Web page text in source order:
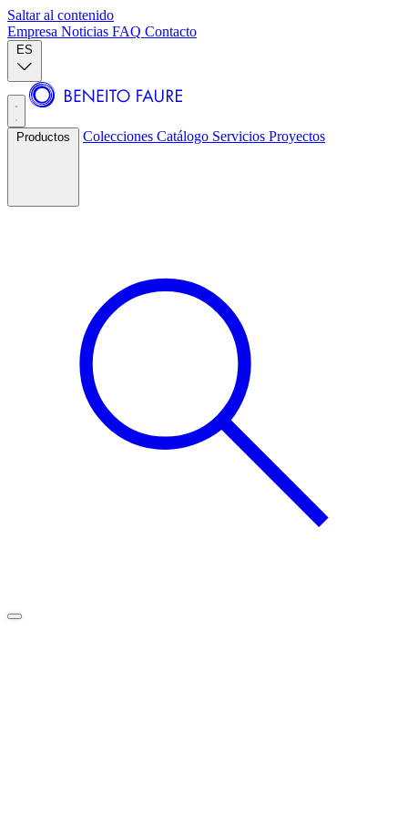
Saltar al contenido
Empresa Noticias FAQ Contacto
ES
Productos Colecciones Catálogo Servicios Proyectos